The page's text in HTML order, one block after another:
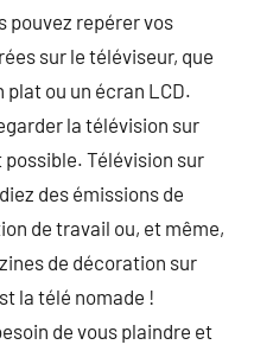
pouvez repérer vos
sur le téléviseur, que
ou un écran LCD.
la télévision sur
possible. Télévision sur
des émissions de
de travail ou, et même,
de décoration sur
la télé nomade !
de vous plaindre et